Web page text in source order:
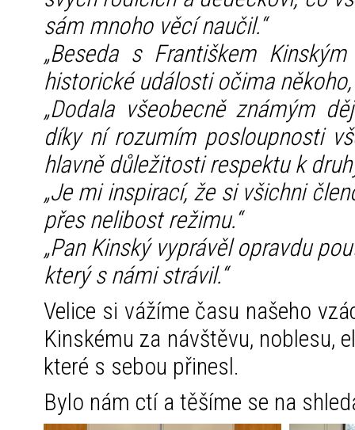
sám mnoho věcí naučil.“
„Beseda s Františkem
historické události očima
„Dodala všeobecně známým
díky ní rozumím posloupnosti
hlavně důležitosti respektu k
„Je mi inspirací, že si všichni
přes nelibost režimu.“
„Pan Kinský vyprávěl opravdu
který s námi strávil.“
Velice si vážíme času našeho
Kinskému za návštěvu, noblesu,
které s sebou přinesl.
Bylo nám ctí a těšíme se na